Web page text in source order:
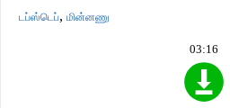
டப்ஸ்டெப், மின்னணு
03:16